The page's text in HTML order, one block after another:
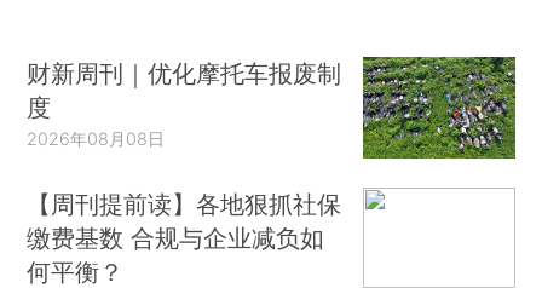
财新周刊｜优化摩托车报废制
度
2026年08月08日
【周刊提前读】各地狠抓社保
缴费基数 合规与企业减负如
何平衡？